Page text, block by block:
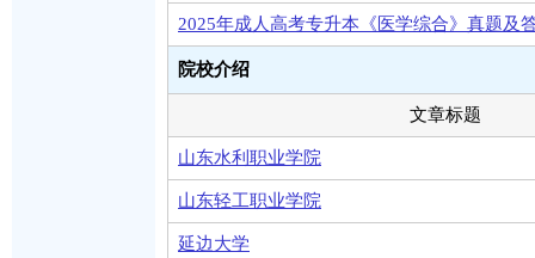
2025年成人高考专升本《医学综合》真题及
院校介绍
文章标题
山东水利职业学院
山东轻工职业学院
延边大学